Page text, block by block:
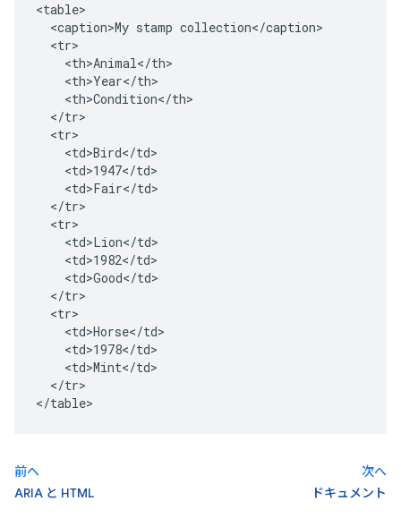
<table>
  <caption>My stamp collection</caption>
  <tr>
    <th>Animal</th>
    <th>Year</th>
    <th>Condition</th>
  </tr>
  <tr>
    <td>Bird</td>
    <td>1947</td>
    <td>Fair</td>
  </tr>
  <tr>
    <td>Lion</td>
    <td>1982</td>
    <td>Good</td>
  </tr>
  <tr>
    <td>Horse</td>
    <td>1978</td>
    <td>Mint</td>
  </tr>
</table>
前へ
ARIA と HTML
次へ
ドキュメント